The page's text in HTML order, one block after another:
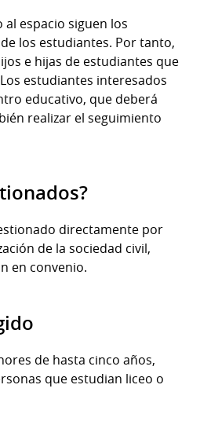
espacio siguen los
los estudiantes. Por tanto,
e hijas de estudiantes que
estudiantes interesados
educativo, que deberá
realizar el seguimiento
directamente por
de la sociedad civil,
en convenio.
de hasta cinco años,
que estudian liceo o